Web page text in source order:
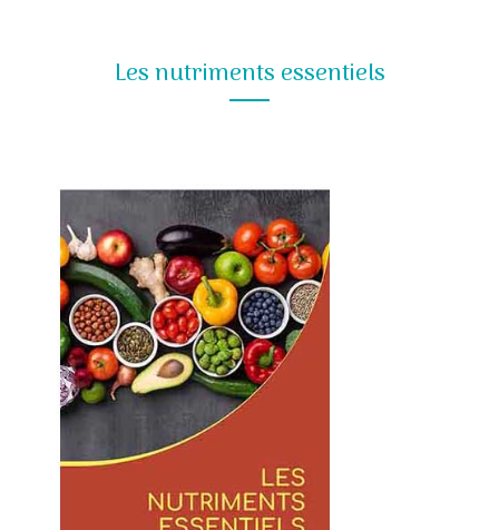
Les nutriments essentiels